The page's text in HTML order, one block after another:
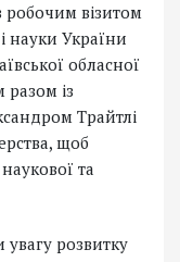
візитом
науки України
обласної
разом із
Трайтлі
щоб
та
увагу розвитку